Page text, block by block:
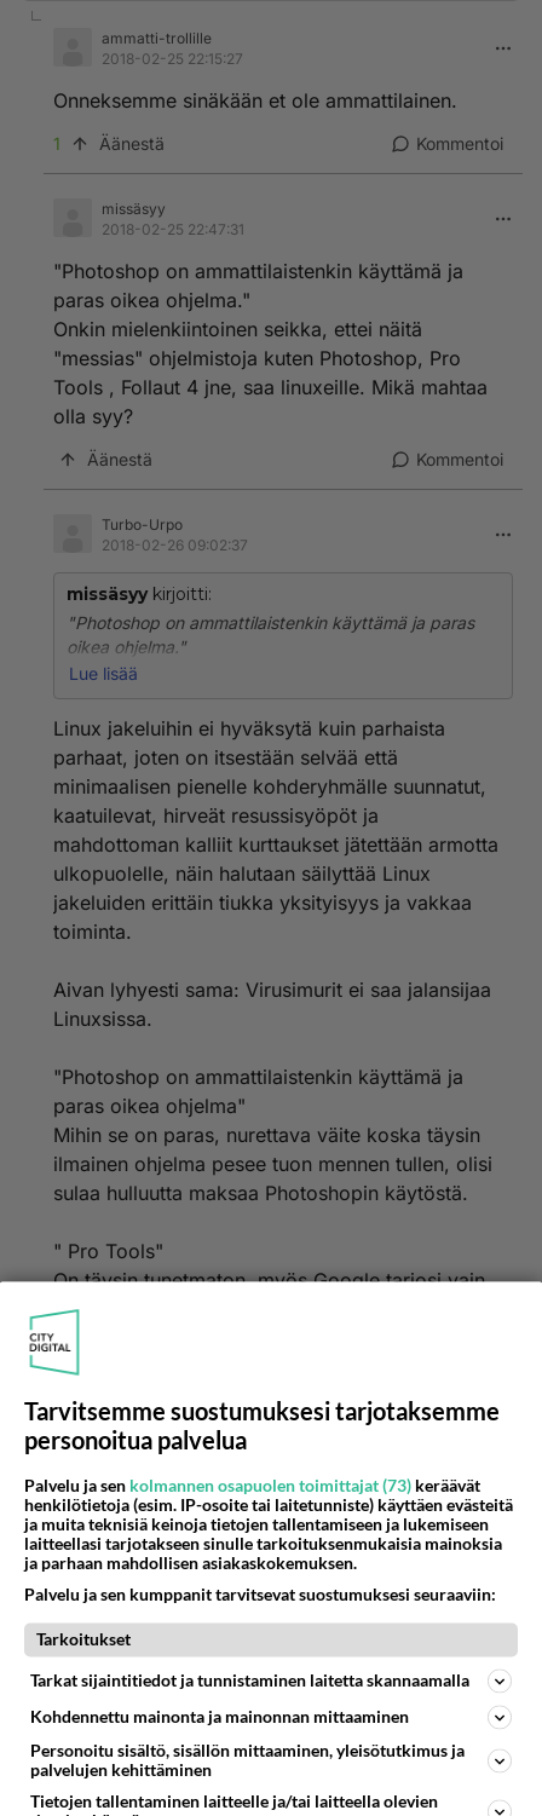
ammatti-trollille
2018-02-25 22:15:27
Onneksemme sinäkään et ole ammattilainen.
1 Äänestä Kommentoi
missäsyy
2018-02-25 22:47:31
"Photoshop on ammattilaistenkin käyttämä ja
paras oikea ohjelma."
Onkin mielenkiintoinen seikka, ettei näitä
"messias" ohjelmistoja kuten Photoshop, Pro
Tools , Follaut 4 jne, saa linuxeille. Mikä mahtaa
olla syy?
Äänestä Kommentoi
Turbo-Urpo
2018-02-26 09:02:37
missäsyykirjoitti:
"Photoshop on ammattilaistenkin käyttämä ja paras
oikea ohjelma."
Onkin mielenkiintoinen seikka, ettei näitä "messias"
saa linuxeille. Mikä mahtaa olla syy?
Lue lisää
Linux jakeluihin ei hyväksytä kuin parhaista
parhaat, joten on itsestään selvää että
minimaalisen pienelle kohderyhmälle suunnatut,
kaatuilevat, hirveät resussisyöpöt ja
mahdottoman kalliit kurttaukset jätettään armotta
ulkopuolelle, näin halutaan säilyttää Linux
jakeluiden erittäin tiukka yksityisyys ja vakkaa
toiminta.
Aivan lyhyesti sama: Virusimurit ei saa jalansijaa
Linuxsissa.
"Photoshop on ammattilaistenkin käyttämä ja
paras oikea ohjelma"
Mihin se on paras, nurettava väite koska täysin
ilmainen ohjelma pesee tuon mennen tullen, olisi
sulaa hulluutta maksaa Photoshopin käytöstä.
" Pro Tools"
On täysin tunetmaton, myös Google tarjosi vain
Sähkötyökalujen verkkokaupaa Järvenpäästä.
Joten sen voikin unohtaa kokonaan.
"Fallout 4"
Tämä näytti olevan PlayStation 4 ja
vaihtoehtoisesti Xbox One konsoleiden pelejä
lapsille. Tässä on hyvä huomauttaa lapsukaisia,
että Linux on työelämässä mukana olevien
käyttöjärjestelmä, ja lapsille on omat leikkikehät.
Joko siittiöt nyt ymmärtää miksi kaikkea ei
hyväksytä Linux jakeluihin mukaan.
Äänestä Kommentoi
Tarvitsemme suostumuksesi tarjotaksemme
personoitua palvelua
Palvelu ja sen kolmannen osapuolen toimittajat (73) keräävät
henkilötietoja (esim. IP-osoite tai laitetunniste) käyttäen evästeitä
ja muita teknisiä keinoja tietojen tallentamiseen ja lukemiseen
laitteellasi tarjotakseen sinulle tarkoituksenmukaisia mainoksia
ja parhaan mahdollisen asiakaskokemuksen.
Palvelu ja sen kumppanit tarvitsevat suostumuksesi seuraaviin:
Tarkoitukset
Tarkat sijaintitiedot ja tunnistaminen laitetta skannaamalla
Kohdennettu mainonta ja mainonnan mittaaminen
Personoitu sisältö, sisällön mittaaminen, yleisötutkimus ja
palvelujen kehittäminen
Tietojen tallentaminen laitteelle ja/tai laitteella olevien